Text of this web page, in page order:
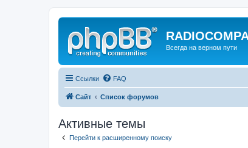
Всегда на верном пути
Ссылки FAQ
Сайт Список форумов
Активные темы
Перейти к расширенному поиску